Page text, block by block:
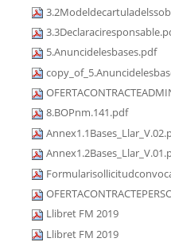
5.Anuncidelesbases.pdf
8.BOPnm.141.pdf
Llibret FM 2019
Llibret FM 2019